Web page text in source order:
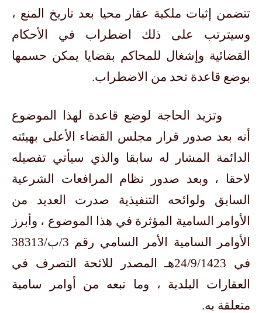
تتضمن إثبات ملكية عقار محيا بعد تاريخ المنع ،
وسيترتب على ذلك اضطراب في الأحكام
القضائية وإشغال للمحاكم بقضايا يمكن حسمها
بوضع قاعدة تحد من الاضطراب.
وتزيد الحاجة لوضع قاعدة لهذا الموضوع
أنه بعد صدور قرار مجلس القضاء الأعلى بهيئته
الدائمة المشار له سابقا والذي سيأتي تفصيله
لاحقا ، وبعد صدور نظام المرافعات الشرعية
السابق ولوائحه التنفيذية صدرت العديد من
الأوامر السامية المؤثرة في هذا الموضوع ، وأبرز
الأوامر السامية الأمر السامي رقم 3/ب/38313
في 24/9/1423هـ المصدر للائحة التصرف في
العقارات البلدية ، وما تبعه من أوامر سامية
متعلقة به.